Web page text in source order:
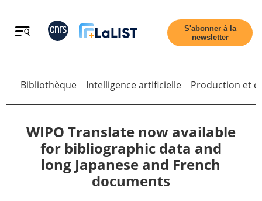
Retour
Accueil
S'abonner à la
newsletter
Retour
Bibliothèque Intelligence artificielle Production et
WIPO Translate now available
for bibliographic data and
long Japanese and French
documents